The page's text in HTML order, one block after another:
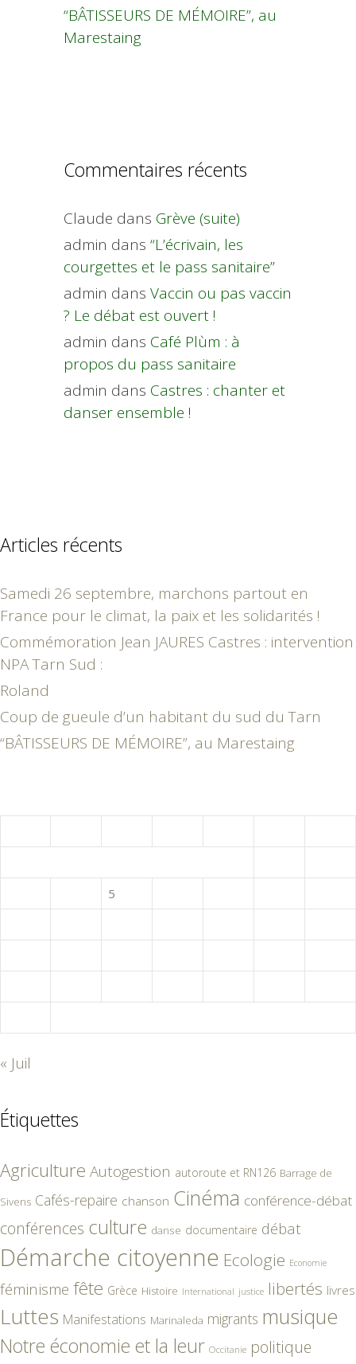
“BÂTISSEURS DE MÉMOIRE”, au
Marestaing
Commentaires récents
Claude dans Grève (suite)
admin dans “L’écrivain, les
courgettes et le pass sanitaire”
admin dans Vaccin ou pas vaccin
? Le débat est ouvert !
admin dans Café Plùm : à
propos du pass sanitaire
admin dans Castres : chanter et
danser ensemble !
Articles récents
Samedi 26 septembre, marchons partout en
France pour le climat, la paix et les solidarités !
Commémoration Jean JAURES Castres : intervention
NPA Tarn Sud :
Roland
Coup de gueule d’un habitant du sud du Tarn
“BÂTISSEURS DE MÉMOIRE”, au Marestaing
5
« Juil
Étiquettes
Agriculture Autogestion autoroute et RN126 Barrage de
Sivens Cafés-repaire chanson Cinéma conférence-débat
conférences culture danse documentaire débat
Démarche citoyenne Ecologie Economie
féminisme fête Grèce Histoire International justice libertés livres
Luttes Manifestations Marinaleda migrants musique
Notre économie et la leur Occitanie politique